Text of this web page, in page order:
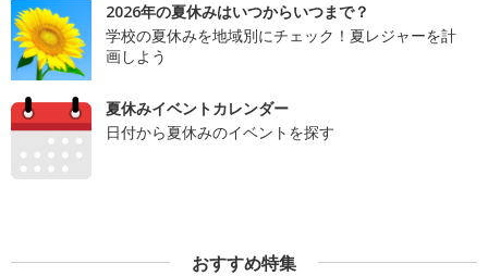
2026年の夏休みはいつからいつまで？
学校の夏休みを地域別にチェック！夏レジャーを計
画しよう
夏休みイベントカレンダー
日付から夏休みのイベントを探す
おすすめ特集